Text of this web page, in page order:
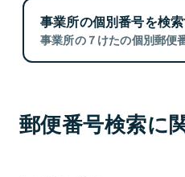
事業所の個別番号を検
事業所の７けたの個別郵便
郵便番号検索に